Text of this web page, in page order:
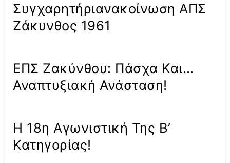
Συγχαρητήριανακοίνωση ΑΠΣ
Ζάκυνθος 1961
ΕΠΣ Ζακύνθου: Πάσχα Και…
Αναπτυξιακή Ανάσταση!
Η 18η Αγωνιστική Της Β’
Κατηγορίας!